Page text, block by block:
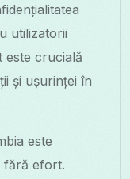
utilizatorii
este crucială
și ușurinței în
este
fără efort.